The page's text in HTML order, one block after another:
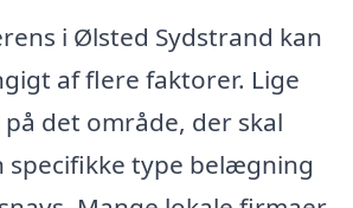
i Ølsted Sydstrand kan
af flere faktorer. Lige
det område, der skal
specifikke type belægning